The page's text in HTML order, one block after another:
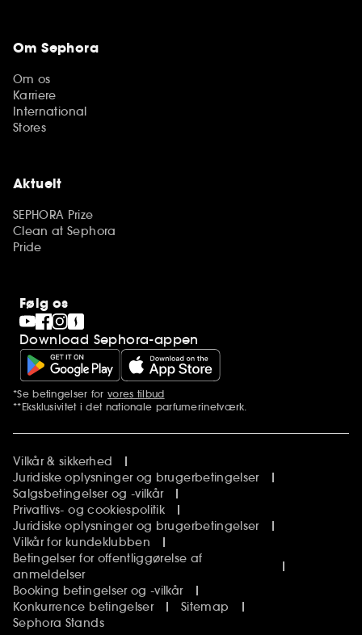
Om Sephora
Om os
Karriere
International
Stores
Aktuelt
SEPHORA Prize
Clean at Sephora
Pride
Følg os
Download Sephora-appen
Yderligere bemærkninger
*Se betingelser for vores tilbud
**Eksklusivitet i det nationale parfumerinetværk.
Vilkår & sikkerhed
Juridiske oplysninger og brugerbetingelser
Salgsbetingelser og -vilkår
Privatlivs- og cookiespolitik
Juridiske oplysninger og brugerbetingelser
Vilkår for kundeklubben
Betingelser for offentliggørelse af
anmeldelser
Booking betingelser og -vilkår
Konkurrence betingelser
Sitemap
Sephora Stands